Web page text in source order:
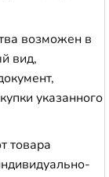
возможен в
вид,
указанного
товара